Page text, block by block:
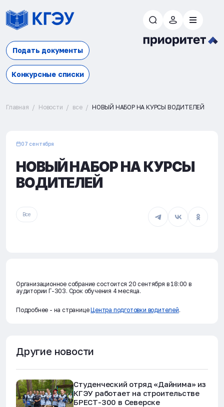
Подать документы
Конкурсные списки
Главная Новости все НОВЫЙ НАБОР НА КУРСЫ ВОДИТЕЛЕЙ
07 сентября
НОВЫЙ НАБОР НА КУРСЫ
ВОДИТЕЛЕЙ
Все
Организационное собрание состоится 20 сентября в 18:00 в
аудитории Г-303. Срок обучения 4 месяца.
Подробнее - на страницеЦентра подготовки водителей.
Другие новости
Студенческий отряд «Дайнима» из
КГЭУ работает на строительстве
БРЕСТ-300 в Северске